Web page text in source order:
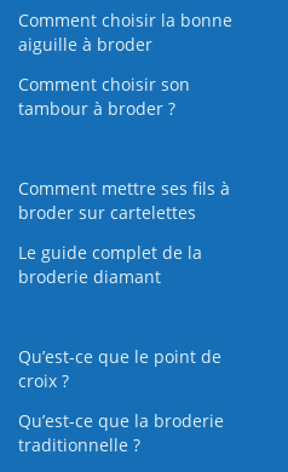
Comment choisir la bonne
aiguille à broder
Comment choisir son
tambour à broder ?
Comment mettre ses fils à
broder sur cartelettes
Le guide complet de la
broderie diamant
Qu’est-ce que le point de
croix ?
Qu’est-ce que la broderie
traditionnelle ?